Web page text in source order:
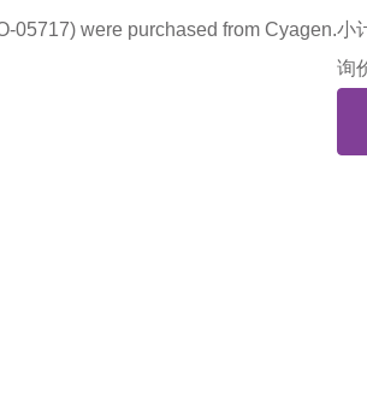
05717) were purchased from Cyagen.小
询